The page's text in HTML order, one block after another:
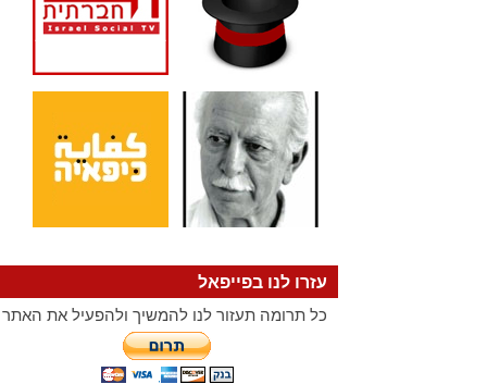
עזרו לנו בפייפאל
כל תרומה תעזור לנו להמשיך ולהפעיל את האתר